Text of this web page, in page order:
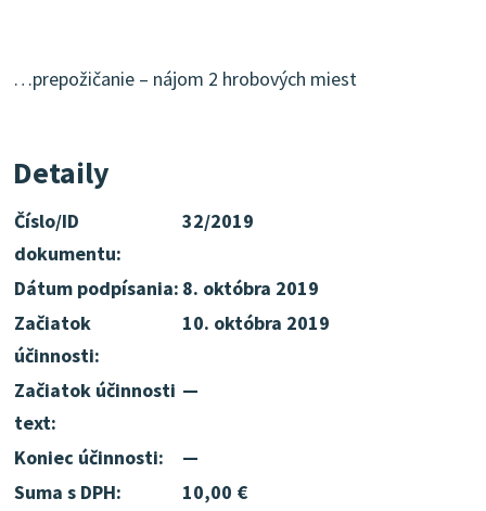
…prepožičanie – nájom 2 hrobových miest
Detaily
Číslo/ID
dokumentu:
32/2019
Dátum podpísania: 8. októbra 2019
Začiatok
účinnosti:
10. októbra 2019
Začiatok účinnosti
text:
—
Koniec účinnosti:
—
Suma s DPH:
10,00 €